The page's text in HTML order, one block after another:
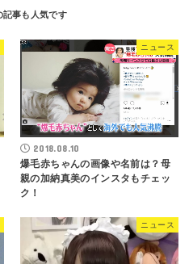
ニュース
2018.08.10
爆毛赤ちゃんの画像や名前は？母
親の加納真美のインスタもチェッ
ク！
ニュース